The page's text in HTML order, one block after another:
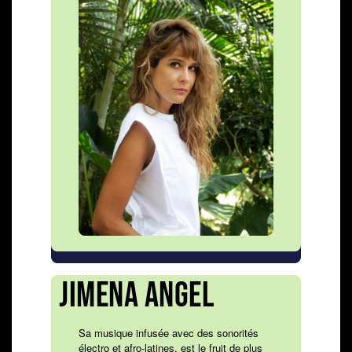
JIMENA ANGEL
Sa musique infusée avec des sonorités
électro et afro-latines, est le fruit de plus